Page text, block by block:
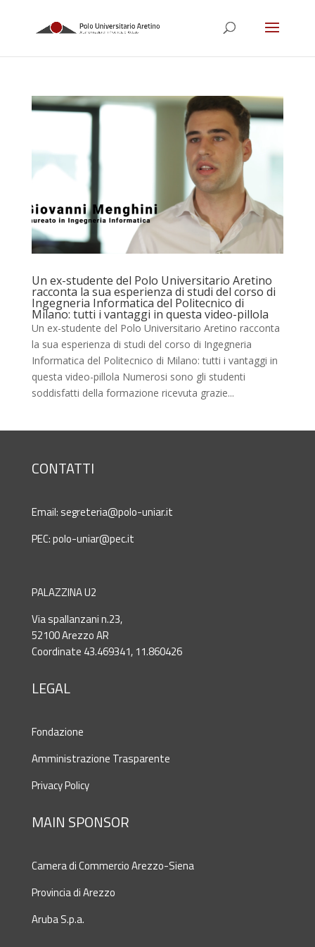
Un ex-studente del Polo Universitario Aretino
racconta la sua esperienza di studi del corso di
Ingegneria Informatica del Politecnico di
Milano: tutti i vantaggi in questa video-pillola
Un ex-studente del Polo Universitario Aretino racconta
la sua esperienza di studi del corso di Ingegneria
Informatica del Politecnico di Milano: tutti i vantaggi in
questa video-pillola Numerosi sono gli studenti
soddisfatti della formazione ricevuta grazie...
CONTATTI
Email: segreteria@polo-uniar.it
PEC:polo-uniar@pec.it
PALAZZINA U2
Via spallanzani n.23,
52100 Arezzo AR
Coordinate 43.469341, 11.860426
LEGAL
Fondazione
Amministrazione Trasparente
Privacy Policy
MAIN SPONSOR
Camera di Commercio Arezzo-Siena
Provincia di Arezzo
Aruba S.p.a.